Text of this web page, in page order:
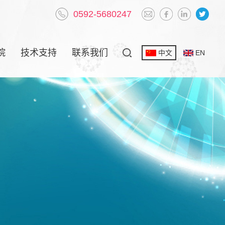
0592-5680247
技术支持 联系我们 中文 EN